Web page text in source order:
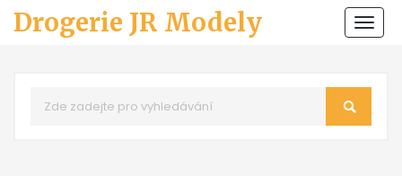
Drogerie JR Modely